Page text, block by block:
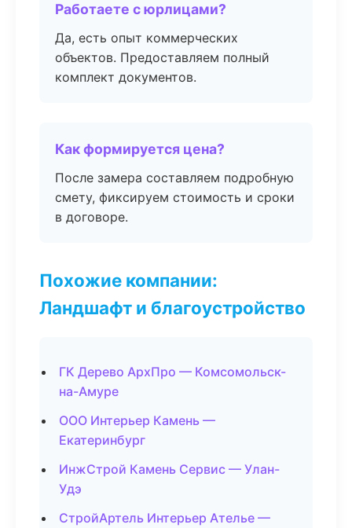
Работаете с юрлицами?
Да, есть опыт коммерческих
объектов. Предоставляем полный
комплект документов.
Как формируется цена?
После замера составляем подробную
смету, фиксируем стоимость и сроки
в договоре.
Похожие компании:
Ландшафт и благоустройство
ГК Дерево АрхПро — Комсомольск-
на-Амуре
ООО Интерьер Камень —
Екатеринбург
ИнжСтрой Камень Сервис — Улан-
Удэ
СтройАртель Интерьер Ателье —